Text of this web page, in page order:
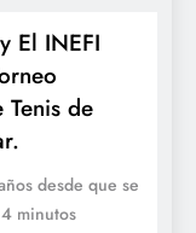
El INEFI
de
desde que se
4 minutos